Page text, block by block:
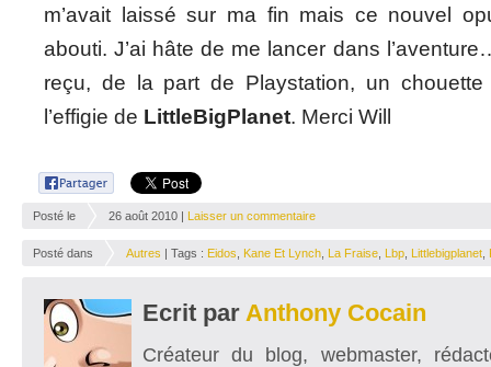
m’avait laissé sur ma fin mais ce nouvel
abouti. J’ai hâte de me lancer dans
reçu, de la part de Playstation, un
l’effigie de LittleBigPlanet. Merci Will
Posté le 26 août 2010 | Laisser un commentaire
Posté dans Autres | Tags : Eidos Kane Et Lynch La Fraise Lbp Littlebigplanet
Ecrit par Anthony Cocain
Créateur du blog, webmaster,